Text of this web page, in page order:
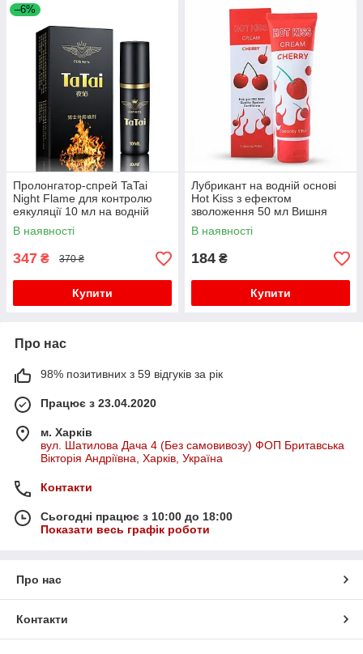
–6%
Пролонгатор-спрей TaTai
Night Flame для контролю
еякуляції 10 мл на водній
основі
В наявності
347 ₴ 370 ₴
Купити
Лубрикант на водній основі
Hot Kiss з ефектом
зволоження 50 мл Вишня
В наявності
184 ₴
Купити
Про нас
98% позитивних з 59 відгуків за рік
Працює з 23.04.2020
м. Харків
вул. Шатилова Дача 4 (Без самовивозу) ФОП Бритавська
Вікторія Андріївна, Харків, Україна
Контакти
Сьогодні працює з 10:00 до 18:00
Показати весь графік роботи
Про нас
Контакти